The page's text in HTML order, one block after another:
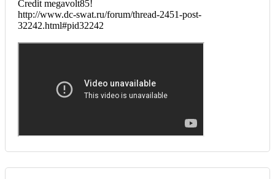
Credit megavolt85!
http://www.dc-swat.ru/forum/thread-2451-post-
32242.html#pid32242